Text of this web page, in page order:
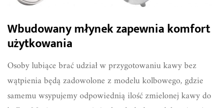
Wbudowany młynek zapewnia komfort
użytkowania
Osoby lubiące brać udział w przygotowaniu kawy bez
wątpienia będą zadowolone z modelu kolbowego, gdzie
samemu wsypujemy odpowiednią ilość zmielonej kawy do